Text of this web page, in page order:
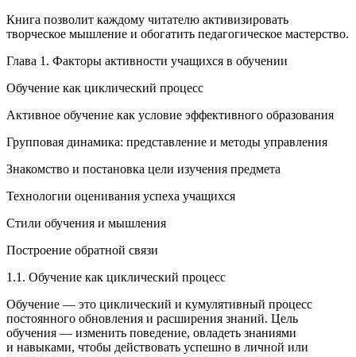
Книга позволит каждому читателю активизировать
творческое мышление и обогатить педагогическое мастерство.
Глава 1. Факторы активности учащихся в обучении
Обучение как циклический процесс
Активное обучение как условие эффективного образования
Групповая динамика: представление и методы управления
Знакомство и постановка цели изучения предмета
Технологии оценивания успеха учащихся
Стили обучения и мышления
Построение обратной связи
1.1. Обучение как циклический процесс
Обучение — это циклический и кумулятивный процесс
постоянного обновления и расширения знаний. Цель
обучения — изменить поведение, овладеть знаниями
и навыками, чтобы действовать успешно в личной или